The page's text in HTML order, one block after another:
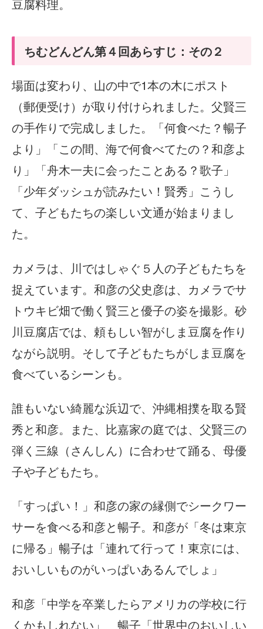
豆腐料理。
ちむどんどん第４回あらすじ：その２
場面は変わり、山の中で1本の木にポスト
（郵便受け）が取り付けられました。父賢三
の手作りで完成しました。「何食べた？暢子
より」「この間、海で何食べてたの？和彦よ
り」「舟木一夫に会ったことある？歌子」
「少年ダッシュが読みたい！賢秀」こうし
て、子どもたちの楽しい文通が始まりまし
た。
カメラは、川ではしゃぐ５人の子どもたちを
捉えています。和彦の父史彦は、カメラでサ
トウキビ畑で働く賢三と優子の姿を撮影。砂
川豆腐店では、頼もしい智がしま豆腐を作り
ながら説明。そして子どもたちがしま豆腐を
食べているシーンも。
誰もいない綺麗な浜辺で、沖縄相撲を取る賢
秀と和彦。また、比嘉家の庭では、父賢三の
弾く三線（さんしん）に合わせて踊る、母優
子や子どもたち。
「すっぱい！」和彦の家の縁側でシークワー
サーを食べる和彦と暢子。和彦が「冬は東京
に帰る」暢子は「連れて行って！東京には、
おいしいものがいっぱいあるんでしょ」
和彦「中学を卒業したらアメリカの学校に行
くかもしれない」 暢子「世界中のおいしい